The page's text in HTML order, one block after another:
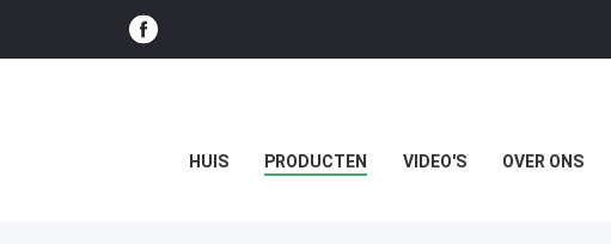
HUIS PRODUCTEN VIDEO'S OVER ONS